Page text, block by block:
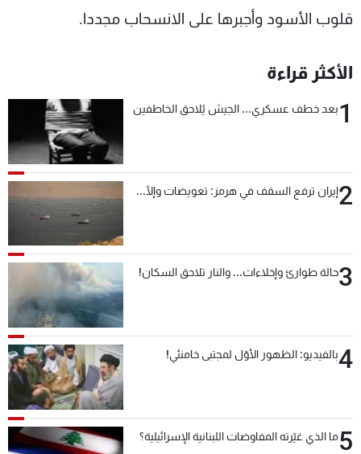
قلوب الأسود وأجبرها على الانسحاب مجددا.
الأكثر قراءة
1بعد خطف عسكري... الجيش يُلاحق الخاطفين
2إيران ترفع السقف في هرمز: تعويضات وإلّا...
3حالة طوارئ وإخلاءات... والنار تلاحق السكان!
4بالفيديو: الظهور الأوّل لمجتبى خامنئي!
5ما الذي غيّرته المفاوضات اللبنانية الإسرائيلية؟